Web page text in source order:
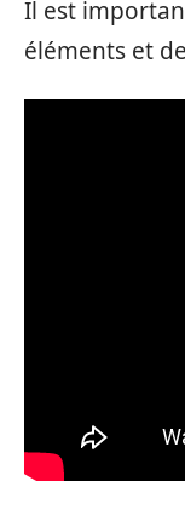
Il est
éléments et